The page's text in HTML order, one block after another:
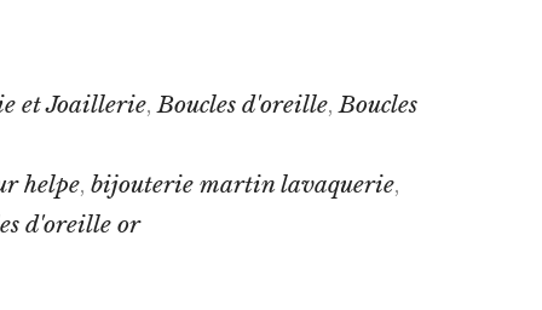
et Joaillerie,Boucles d'oreille,Boucles
helpe, bijouterie martin lavaquerie,
d'oreille or